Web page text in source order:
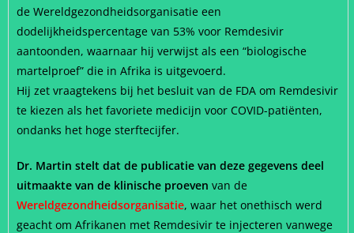
de Wereldgezondheidsorganisatie een
dodelijkheidspercentage van 53% voor Remdesivir
aantoonden, waarnaar hij verwijst als een “biologische
martelproef” die in Afrika is uitgevoerd.
Hij zet vraagtekens bij het besluit van de FDA om Remdesivir
te kiezen als het favoriete medicijn voor COVID-patiënten,
ondanks het hoge sterftecijfer.
Dr. Martin stelt dat de publicatie van deze gegevens deel
uitmaakte van de klinische proeven van de
Wereldgezondheidsorganisatie, waar het onethisch werd
geacht om Afrikanen met Remdesivir te injecteren vanwege